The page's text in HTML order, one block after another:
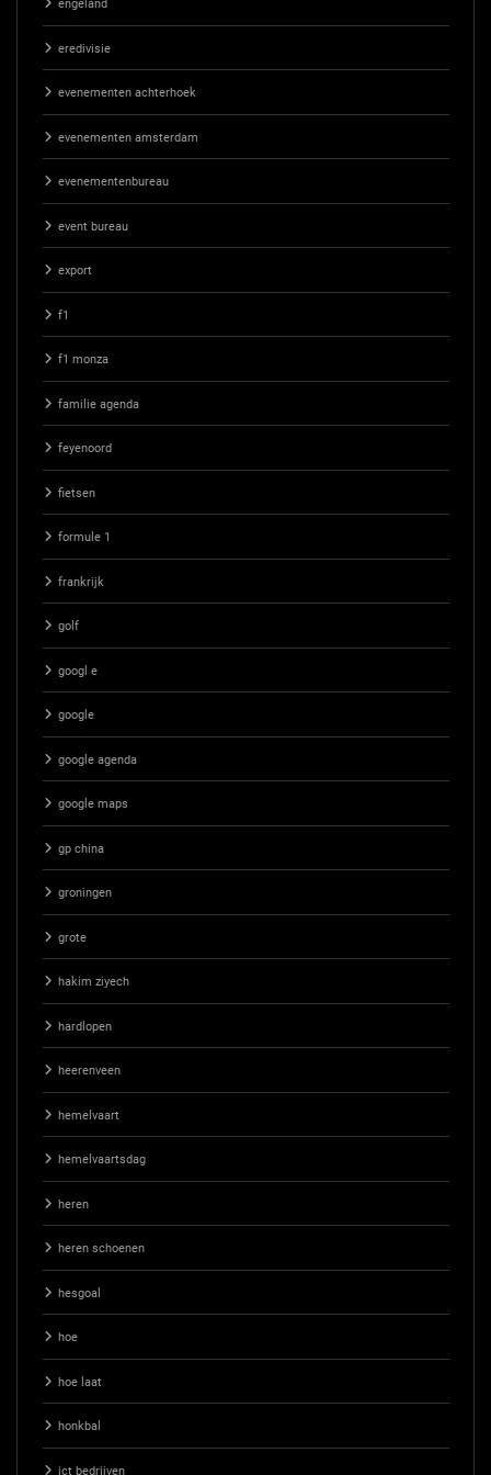
engeland
eredivisie
evenementen achterhoek
evenementen amsterdam
evenementenbureau
event bureau
export
f1
f1 monza
familie agenda
feyenoord
fietsen
formule 1
frankrijk
golf
googl e
google
google agenda
google maps
gp china
groningen
grote
hakim ziyech
hardlopen
heerenveen
hemelvaart
hemelvaartsdag
heren
heren schoenen
hesgoal
hoe
hoe laat
honkbal
ict bedrijven